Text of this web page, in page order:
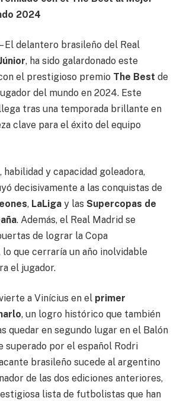
2024
– El delantero brasileño del Real
, ha sido galardonado este
el prestigioso premio The Best de
del mundo en 2024. Este
tras una temporada brillante en
clave para el éxito del equipo
habilidad y capacidad goleadora,
decisivamente a las conquistas de
, LaLiga y las Supercopas de
. Además, el Real Madrid se
de lograr la Copa
que cerraría un año inolvidable
el jugador.
a Vinícius en el primer
, un logro histórico que también
quedar en segundo lugar en el Balón
superado por el español Rodri
brasileño sucede al argentino
de las dos ediciones anteriores,
lista de futbolistas que han